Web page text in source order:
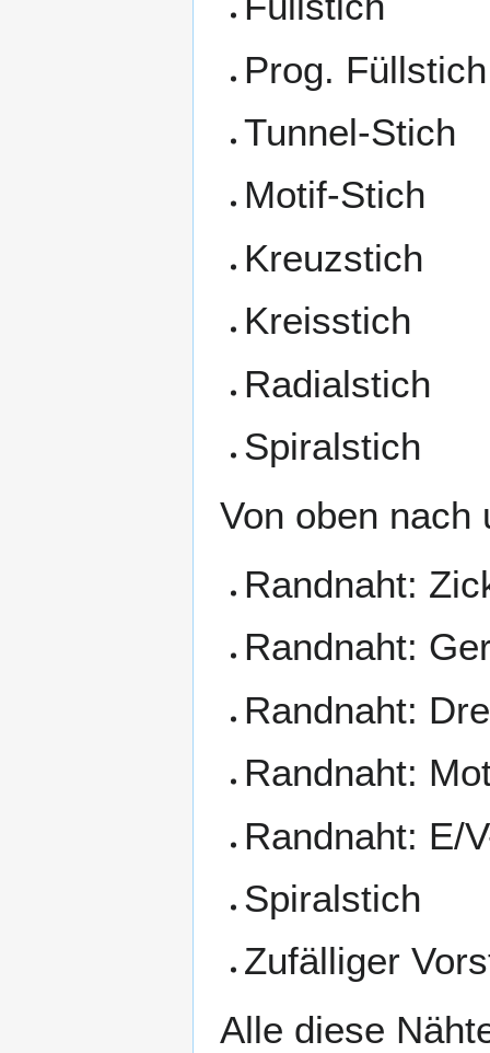
Prog. Füllstich
Tunnel-Stich
Motif-Stich
Kreuzstich
Kreisstich
Radialstich
Spiralstich
Von oben nach
Randnaht:
Randnaht:
Randnaht:
Randnaht:
Randnaht: E/
Spiralstich
Zufälliger
Alle diese